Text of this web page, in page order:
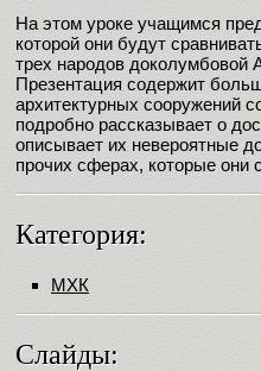
На этом уроке учащимся
которой они будут
трех народов доколумбовой
Презентация содержит
архитектурных сооружений
подробно рассказывает о
описывает их невероятные
прочих сферах, которые они
Категория:
МХК
Слайды: